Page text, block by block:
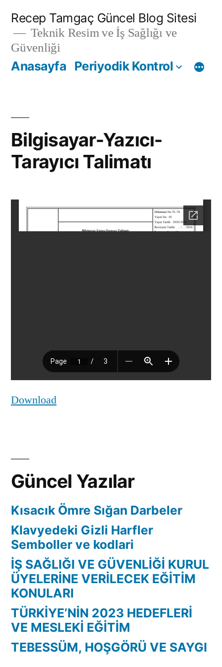
Recep Tamgaç Güncel Blog Sitesi
Teknik Resim ve İş Sağlığı ve
Güvenliği
Anasayfa Periyodik Kontrol
Bilgisayar-Yazıcı-
Tarayıcı Talimatı
Download
Güncel Yazılar
Kısacık Ömre Sığan Darbeler
Klavyedeki Gizli Harfler
Semboller ve kodlari
İŞ SAĞLIĞI VE GÜVENLİĞİ KURUL
ÜYELERİNE VERİLECEK EĞİTİM
KONULARI
TÜRKİYE’NİN 2023 HEDEFLERİ
VE MESLEKİ EĞİTİM
TEBESSÜM, HOŞGÖRÜ VE SAYGI